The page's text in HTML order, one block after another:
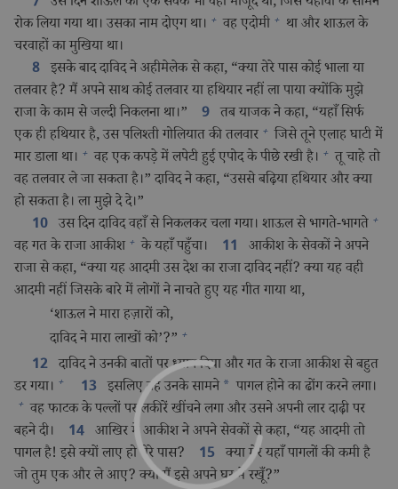
रोक लिया गया था। उसका नाम दोएग था। + वह एदोमी +
था और शाऊल के
चरवाहों का मुखिया था।
8 इसके बाद दाविद ने अहीमेलेक से कहा, “क्या तेरे पास कोई भाला या
तलवार है? मैं अपने साथ कोई तलवार या हथियार नहीं ला पाया क्योंकि मुझे
राजा के काम से जल्दी निकलना था।”
9 तब याजक ने कहा, “यहाँ सिर्फ
एक ही हथियार है, उस पलिश्‍ती गोलियात की तलवार + जिसे तूने एलाह घाटी में
मार डाला था। + वह एक कपड़े में लपेटी हुई एपोद के पीछे रखी है। + तू चाहे तो
वह तलवार ले जा सकता है।” दाविद ने कहा, “उससे बढ़िया हथियार और क्या
हो सकता है। ला मुझे दे दे।”
10 उस दिन दाविद वहाँ से निकलकर चला गया। शाऊल से भागते-भागते +
वह गत के राजा आकीश + के यहाँ पहुँचा। 11
आकीश के सेवकों ने अपने
राजा से कहा, “क्या यह आदमी उस देश का राजा दाविद नहीं? क्या यह वही
आदमी नहीं जिसके बारे में लोगों ने नाचते हुए यह गीत गाया था,
‘शाऊल ने मारा हज़ारों को,
दाविद ने मारा लाखों को’?” +
12 दाविद ने उनकी बातों पर ध्यान दिया और गत के राजा आकीश से बहुत
डर गया। + 13 इसलिए वह उनके सामने * पागल होने का ढोंग करने लगा।
+ वह फाटक के पल्लों पर लकीरें खींचने लगा और उसने अपनी लार दाढ़ी पर
बहने दी।
14 आखिर में आकीश ने अपने सेवकों से कहा, “यह आदमी तो
पागल है! इसे क्यों लाए हो मेरे पास?
15 क्या मेरे यहाँ पागलों की कमी है
जो तुम एक और ले आए? क्या मैं इसे अपने घर में रखूँ?”